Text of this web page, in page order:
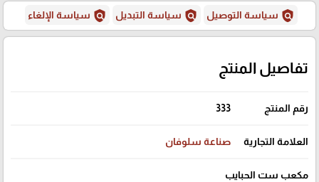
policy سياسة التوصيل policy سياسة التبديل policy سياسة الإلغاء
تفاصيل المنتج
رقم المنتج 333
العلامة التجارية صناعة سلوفان
مكعب ست الحبايب